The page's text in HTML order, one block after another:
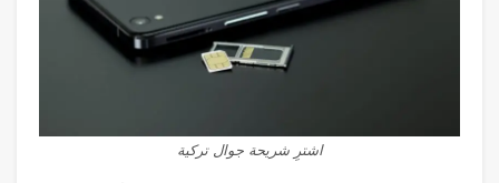
اشترِ شريحة جوال تركية